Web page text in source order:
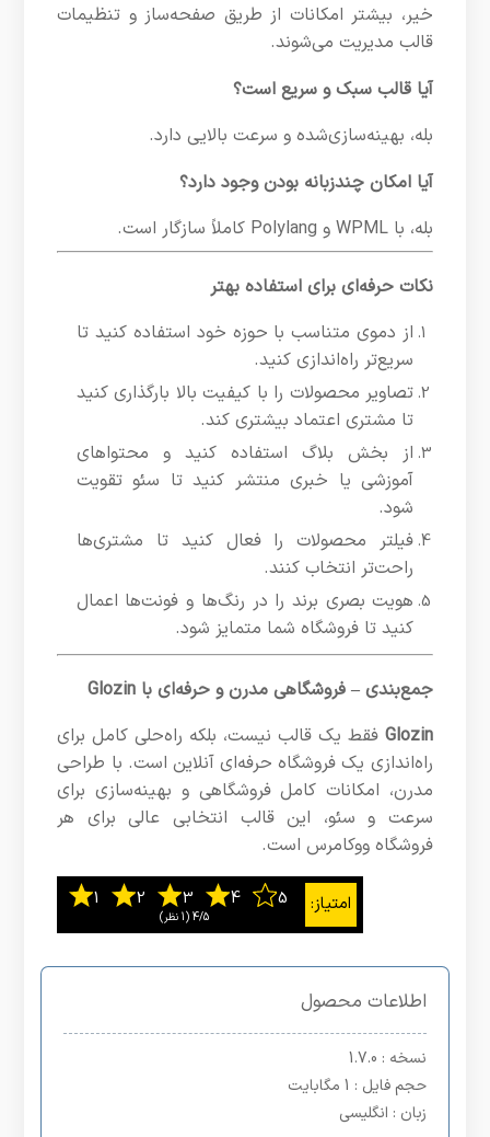
خیر، بیشتر امکانات از طریق صفحه‌ساز و تنظیمات
قالب مدیریت می‌شوند.
آیا قالب سبک و سریع است؟
بله، بهینه‌سازی‌شده و سرعت بالایی دارد.
آیا امکان چندزبانه بودن وجود دارد؟
بله، با WPML و Polylang کاملاً سازگار است.
نکات حرفه‌ای برای استفاده بهتر
از دموی متناسب با حوزه خود استفاده کنید تا
سریع‌تر راه‌اندازی کنید.
تصاویر محصولات را با کیفیت بالا بارگذاری کنید
تا مشتری اعتماد بیشتری کند.
از بخش بلاگ استفاده کنید و محتواهای
آموزشی یا خبری منتشر کنید تا سئو تقویت
شود.
فیلتر محصولات را فعال کنید تا مشتری‌ها
راحت‌تر انتخاب کنند.
هویت بصری برند را در رنگ‌ها و فونت‌ها اعمال
کنید تا فروشگاه شما متمایز شود.
جمع‌بندی – فروشگاهی مدرن و حرفه‌ای با Glozin
Glozin فقط یک قالب نیست، بلکه راه‌حلی کامل برای
راه‌اندازی یک فروشگاه حرفه‌ای آنلاین است. با طراحی
مدرن، امکانات کامل فروشگاهی و بهینه‌سازی برای
سرعت و سئو، این قالب انتخابی عالی برای هر
فروشگاه ووکامرس است.
4/5 ‫(1 نظر)
اطلاعات محصول
نسخه : 1.7.0
حجم فایل : 1 مگابایت
زبان : انگلیسی